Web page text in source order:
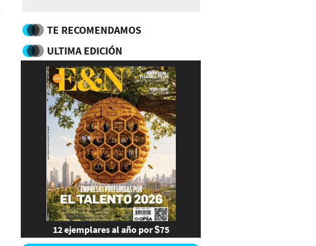
TE RECOMENDAMOS
ULTIMA EDICIÓN
12 ejemplares al año por $75